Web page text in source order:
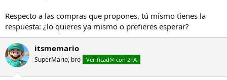
Respecto a las compras que propones, tú mismo tienes la
respuesta: ¿lo quieres ya mismo o prefieres esperar?
itsmemario
SuperMario, bro Verificad@ con 2FA